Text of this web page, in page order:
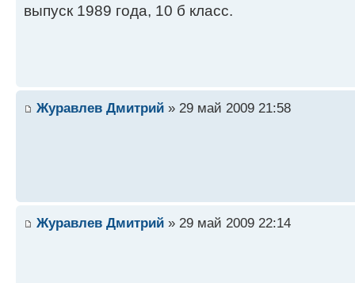
выпуск 1989 года, 10 б класс.
Журавлев Дмитрий » 29 май 2009 21:58
Журавлев Дмитрий » 29 май 2009 22:14